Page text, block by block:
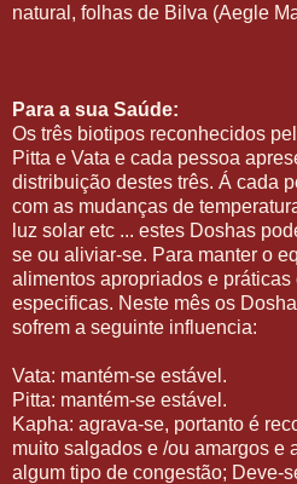
natural, folhas de Bilva (Aegle
Para a sua Saúde:
Os três biotipos reconhecidos
Pitta e Vata e cada pessoa
distribuição destes três. Á cada
com as mudanças de
luz solar etc ... estes Doshas
se ou aliviar-se. Para manter o
alimentos apropriados e práticas
especificas. Neste mês os
sofrem a seguinte influencia:
Vata: mantém-se estável.
Pitta: mantém-se estável.
Kapha: agrava-se, portanto é
muito salgados e /ou amargos e
algum tipo de congestão; Deve-